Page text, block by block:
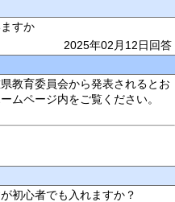
すか
2025年02月12日回答
教育委員会から発表されるとお
ムページ内をご覧ください。
初心者でも入れますか？